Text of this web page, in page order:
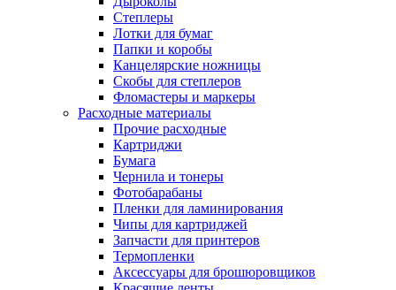
Степлеры
Лотки для бумаг
Папки и коробы
Канцелярские ножницы
Скобы для степлеров
Фломастеры и маркеры
Расходные материалы
Прочие расходные
Картриджи
Бумага
Чернила и тонеры
Фотобарабаны
Пленки для ламинирования
Чипы для картриджей
Запчасти для принтеров
Термопленки
Аксессуары для брошюровщиков